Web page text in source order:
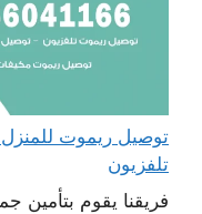
تلفزيون
فريقنا يقوم بتأمين